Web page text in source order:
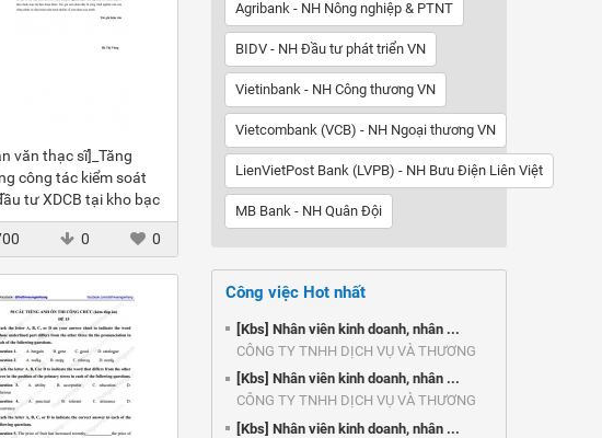
văn thạc sĩ]_Tăng
công tác kiểm soát
tư XDCB tại kho bạc
Thanh Ba, Phú
0 0
Agribank - NH Nông nghiệp & PTNT
BIDV - NH Đầu tư phát triển VN
Vietinbank - NH Công thương VN
Vietcombank (VCB) - NH Ngoại thương VN
LienVietPost Bank (LVPB) - NH Bưu Điện Liên Việt
MB Bank - NH Quân Đội
Công việc Hot nhất
[Kbs] Nhân viên kinh doanh, nhân ...
CÔNG TY TNHH DỊCH VỤ VÀ THƯƠNG
MẠI ...
[Kbs] Nhân viên kinh doanh, nhân ...
CÔNG TY TNHH DỊCH VỤ VÀ THƯƠNG
MẠI ...
[Kbs] Nhân viên kinh doanh, nhân ...